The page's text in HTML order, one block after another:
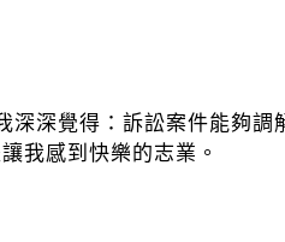
深覺得：訴訟案件能夠
我感到快樂的志業。